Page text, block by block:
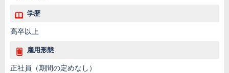
学歴
高卒以上
雇用形態
正社員（期間の定めなし）